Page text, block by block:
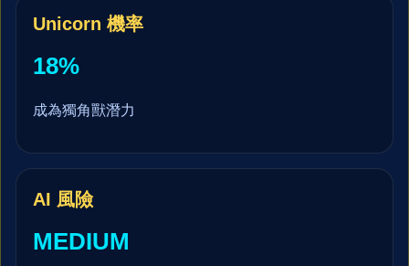
Unicorn 機率
18%
成為獨角獸潛力
AI 風險
MEDIUM